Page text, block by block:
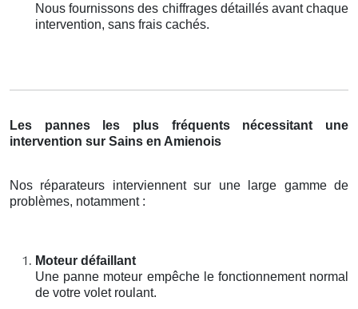
Nous fournissons des chiffrages détaillés avant chaque
intervention, sans frais cachés.
Les pannes les plus fréquents nécessitant une
intervention sur Sains en Amienois
Nos réparateurs interviennent sur une large gamme de
problèmes, notamment :
Moteur défaillant
Une panne moteur empêche le fonctionnement normal
de votre volet roulant.